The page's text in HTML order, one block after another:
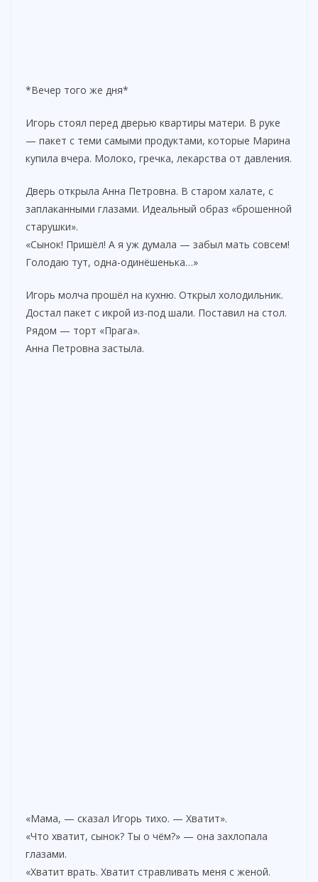
*Вечер того же дня*
Игорь стоял перед дверью квартиры матери. В руке
— пакет с теми самыми продуктами, которые Марина
купила вчера. Молоко, гречка, лекарства от давления.
Дверь открыла Анна Петровна. В старом халате, с
заплаканными глазами. Идеальный образ «брошенной
старушки».
«Сынок! Пришёл! А я уж думала — забыл мать совсем!
Голодаю тут, одна-одинёшенька…»
Игорь молча прошёл на кухню. Открыл холодильник.
Достал пакет с икрой из-под шали. Поставил на стол.
Рядом — торт «Прага».
Анна Петровна застыла.
«Мама, — сказал Игорь тихо. — Хватит».
«Что хватит, сынок? Ты о чём?» — она захлопала
глазами.
«Хватит врать. Хватит стравливать меня с женой.